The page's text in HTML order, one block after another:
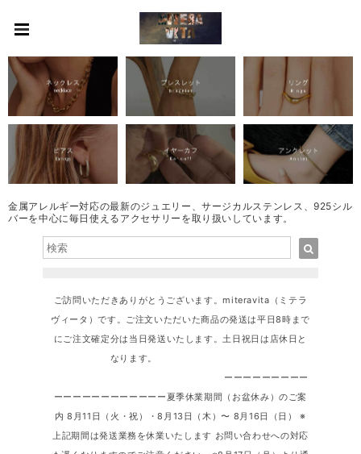
金属アレルギー対応の最新のジュエリー、サージカルステンレス、925シル
バーを中心に毎日使えるアクセサリーを取り扱いしています。
ご訪問いただきありがとうございます。miteravita（ミテラ
ヴィータ）です。ご注文いただいた商品の発送は平日8時まで
にご注文確定分は当日発送いたします。土日祝日は店休日と
なります。
ーーーーーーーーー
ーーーーーーーーーーーー夏季休業期間（お盆休み）のご案
内 8月11日（火・祝）・8月13日（木）〜 8月16日（日） ※
上記期間は発送業務を休業いたします お問い合わせへの対応